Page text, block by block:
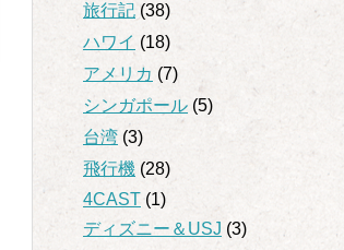
旅行記 (38)
ハワイ (18)
アメリカ (7)
シンガポール (5)
台湾 (3)
飛行機 (28)
4CAST (1)
ディズニー＆USJ (3)